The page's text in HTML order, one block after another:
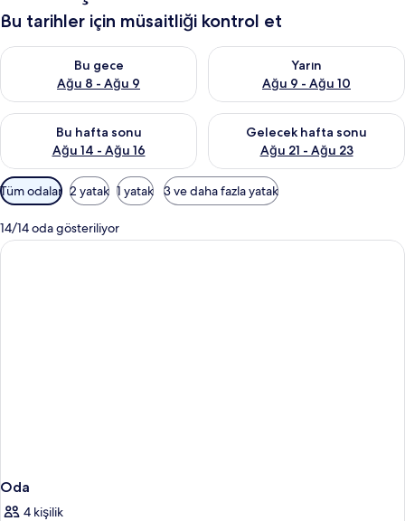
Bu tarihler için müsaitliği kontrol et
Bu gece
Ağu 8 - Ağu 9
Bu gece için müsaitliği kontrol et Ağu 8 - Ağu 9
Yarın
Ağu 9 - Ağu 10
Yarın için müsaitliği kontrol
Bu hafta sonu
Ağu 14 - Ağu 16
Bu hafta sonu için müsaitliği kontrol et Ağu 14 - Ağu 16
Gelecek hafta sonu
Ağu 21 - Ağu 23
Önümüzdeki hafta sonu için
Odalar
için
mevcut
filtreler
Tüm odalar 2 yatak 1 yatak 3 ve daha fazla yatak
14/14 oda gösteriliyor
Oda
4 kişilik